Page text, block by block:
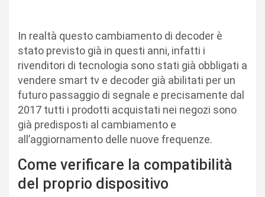
In realtà questo cambiamento di decoder è
stato previsto già in questi anni, infatti i
rivenditori di tecnologia sono stati già obbligati a
vendere smart tv e decoder già abilitati per un
futuro passaggio di segnale e precisamente dal
2017 tutti i prodotti acquistati nei negozi sono
già predisposti al cambiamento e
all’aggiornamento delle nuove frequenze.
Come verificare la compatibilità
del proprio dispositivo